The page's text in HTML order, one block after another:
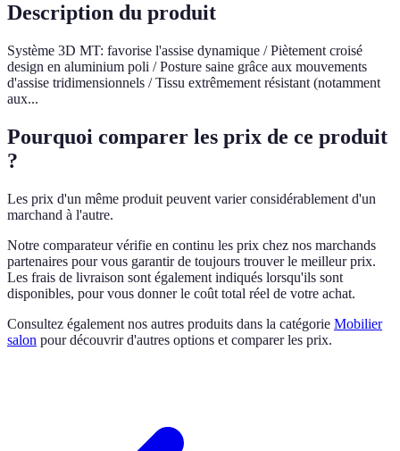
Description du produit
Système 3D MT: favorise l'assise dynamique / Piètement croisé
design en aluminium poli / Posture saine grâce aux mouvements
d'assise tridimensionnels / Tissu extrêmement résistant (notamment
aux...
Pourquoi comparer les prix de ce produit
?
Les prix d'un même produit peuvent varier considérablement d'un
marchand à l'autre.
Notre comparateur vérifie en continu les prix chez nos marchands
partenaires pour vous garantir de toujours trouver le meilleur prix.
Les frais de livraison sont également indiqués lorsqu'ils sont
disponibles, pour vous donner le coût total réel de votre achat.
Consultez également nos autres produits dans la catégorie Mobilier
salon pour découvrir d'autres options et comparer les prix.